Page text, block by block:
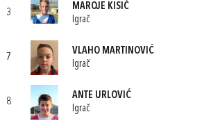
3
MAROJE KISIĆ
Igrač
7
VLAHO MARTINOVIĆ
Igrač
8
ANTE URLOVIĆ
Igrač